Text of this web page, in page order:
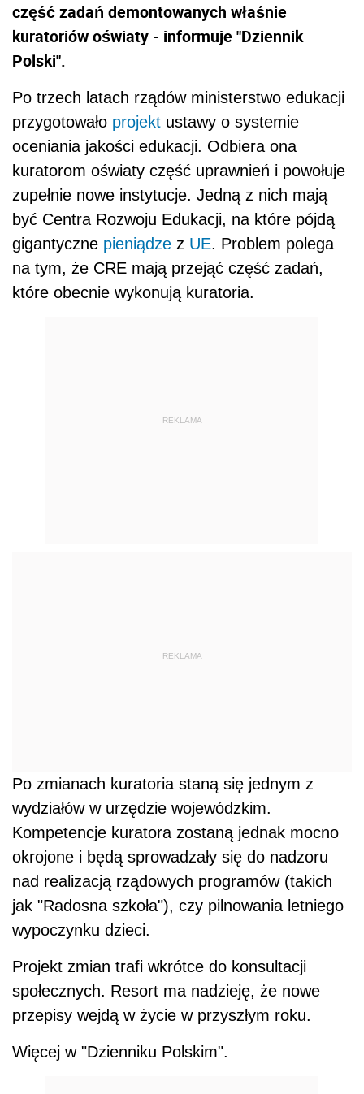
część zadań demontowanych właśnie
kuratoriów oświaty - informuje "Dziennik
Polski".
Po trzech latach rządów ministerstwo edukacji
przygotowało projekt ustawy o systemie
oceniania jakości edukacji. Odbiera ona
kuratorom oświaty część uprawnień i powołuje
zupełnie nowe instytucje. Jedną z nich mają
być Centra Rozwoju Edukacji, na które pójdą
gigantyczne pieniądze z UE. Problem polega
na tym, że CRE mają przejąć część zadań,
które obecnie wykonują kuratoria.
REKLAMA
REKLAMA
Po zmianach kuratoria staną się jednym z
wydziałów w urzędzie wojewódzkim.
Kompetencje kuratora zostaną jednak mocno
okrojone i będą sprowadzały się do nadzoru
nad realizacją rządowych programów (takich
jak "Radosna szkoła"), czy pilnowania letniego
wypoczynku dzieci.
Projekt zmian trafi wkrótce do konsultacji
społecznych. Resort ma nadzieję, że nowe
przepisy wejdą w życie w przyszłym roku.
Więcej w "Dzienniku Polskim".